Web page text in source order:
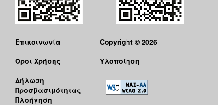
Επικοινωνία
Όροι Χρήσης
Δήλωση
Προσβασιμότητας
Πλοήγηση
Copyright © 2026
Υλοποίηση